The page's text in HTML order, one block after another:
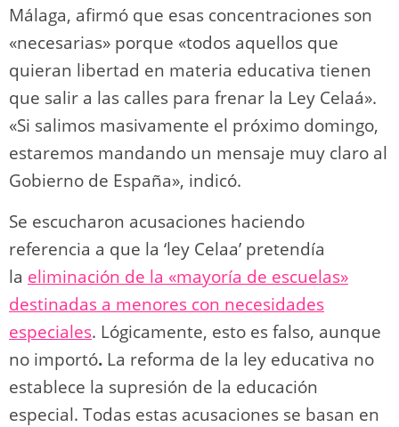
Málaga, afirmó que esas concentraciones son
«necesarias» porque «todos aquellos que
quieran libertad en materia educativa tienen
que salir a las calles para frenar la Ley Celaá».
«Si salimos masivamente el próximo domingo,
estaremos mandando un mensaje muy claro al
Gobierno de España», indicó.
Se escucharon acusaciones haciendo
referencia a que la ‘ley Celaa’ pretendía
la eliminación de la «mayoría de escuelas»
destinadas a menores con necesidades
especiales. Lógicamente, esto es falso, aunque
no importó. La reforma de la ley educativa no
establece la supresión de la educación
especial. Todas estas acusaciones se basan en